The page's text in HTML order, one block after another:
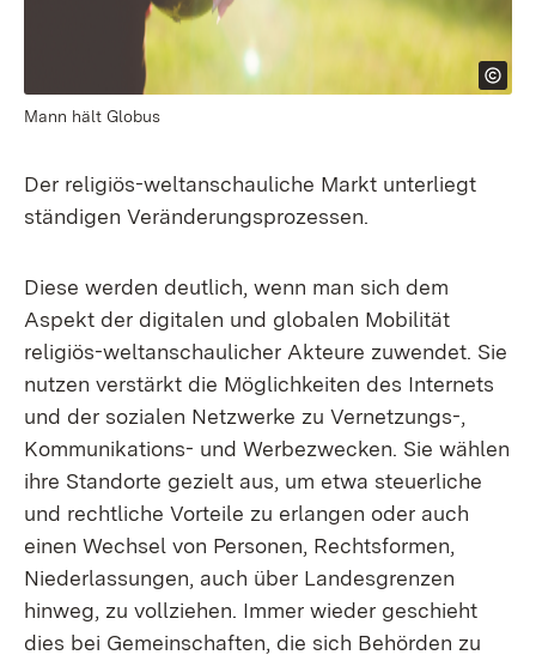
Mann hält Globus
Der religiös-weltanschauliche Markt unterliegt
ständigen Veränderungsprozessen.
Diese werden deutlich, wenn man sich dem
Aspekt der digitalen und globalen Mobilität
religiös-weltanschaulicher Akteure zuwendet. Sie
nutzen verstärkt die Möglichkeiten des Internets
und der sozialen Netzwerke zu Vernetzungs-,
Kommunikations- und Werbezwecken. Sie wählen
ihre Standorte gezielt aus, um etwa steuerliche
und rechtliche Vorteile zu erlangen oder auch
einen Wechsel von Personen, Rechtsformen,
Niederlassungen, auch über Landesgrenzen
hinweg, zu vollziehen. Immer wieder geschieht
dies bei Gemeinschaften, die sich Behörden zu